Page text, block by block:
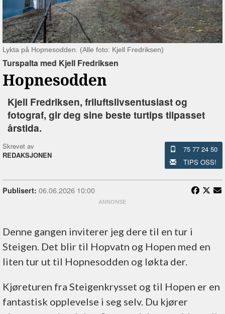
Lykta på Hopnesodden. (Alle foto: Kjell Fredriksen)
Turspalta med Kjell Fredriksen
Hopnesodden
Kjell Fredriksen, friluftslivsentusiast og
fotograf, gir deg sine beste turtips tilpasset
årstida.
Skrevet av
REDAKSJONEN
75 77 24 50
TIPS OSS!
Publisert: 06.06.2026 10:00
Denne gangen inviterer jeg dere til en tur i
Steigen. Det blir til Hopvatn og Hopen med en
liten tur ut til Hopnesodden og løkta der.
Kjøreturen fra Steigenkrysset og til Hopen er en
fantastisk opplevelse i seg selv. Du kjører